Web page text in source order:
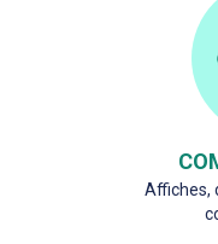
Affiches,